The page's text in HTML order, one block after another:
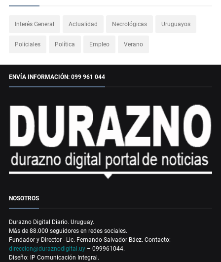
Interés General Actualidad Necrológicas Uruguayos
Policiales Política Empleo Verano
ENVÍA INFORMACIÓN: 099 961 044
NOSOTROS
Durazno Digital Diario. Uruguay.
Más de 88.000 seguidores en redes sociales.
Fundador y Director - Lic. Fernando Salvador Báez. Contacto:
direccion@duraznodigital.uy – 099961044.
Diseño: IP Comunicación Integral.